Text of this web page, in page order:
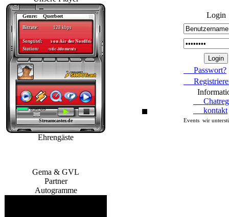
Ehrengäste
Gema & GVL
Partner
Autogramme
Login
Passwort?
kontakt
Events wir